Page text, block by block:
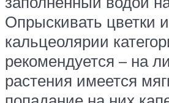
Опрыскивать цветки
кальцеолярии
рекомендуется – на
растения имеется